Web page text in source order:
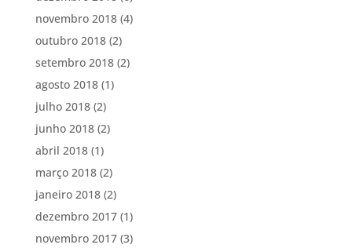
novembro 2018(4)
outubro 2018(2)
setembro 2018(2)
agosto 2018(1)
julho 2018(2)
junho 2018(2)
abril 2018(1)
março 2018(2)
janeiro 2018(2)
dezembro 2017(1)
novembro 2017(3)